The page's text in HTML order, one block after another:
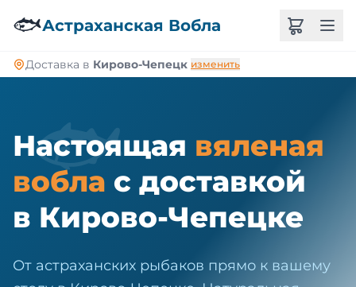
🐟Астраханская Вобла
Доставка в Кирово-Чепецк изменить
🐟
Настоящая вяленая
вобла с доставкой
в Кирово-Чепецке
От астраханских рыбаков прямо к вашему